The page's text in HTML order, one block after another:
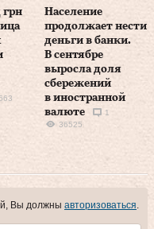
грн
Население
продолжает нести
деньги в банки.
В сентябре
выросла доля
сбережений
в иностранной
валюте
1
36525
Вы должны авторизоваться